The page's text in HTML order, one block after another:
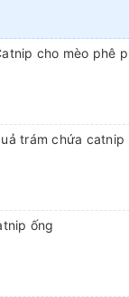
cho mèo phê
trám chứa catnip
ống